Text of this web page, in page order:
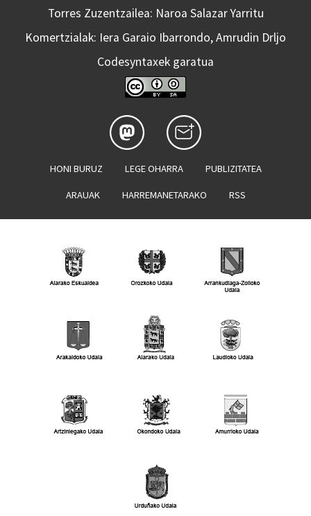
Torres Zuzentzailea: Naroa Salazar Yarritu
Komertzialak: Iera Garaio Ibarrondo, Amrudin Drljo
Codesyntaxek garatua
HONI BURUZ LEGE OHARRA PUBLIZITATEA
ARAUAK HARREMANETARAKO RSS